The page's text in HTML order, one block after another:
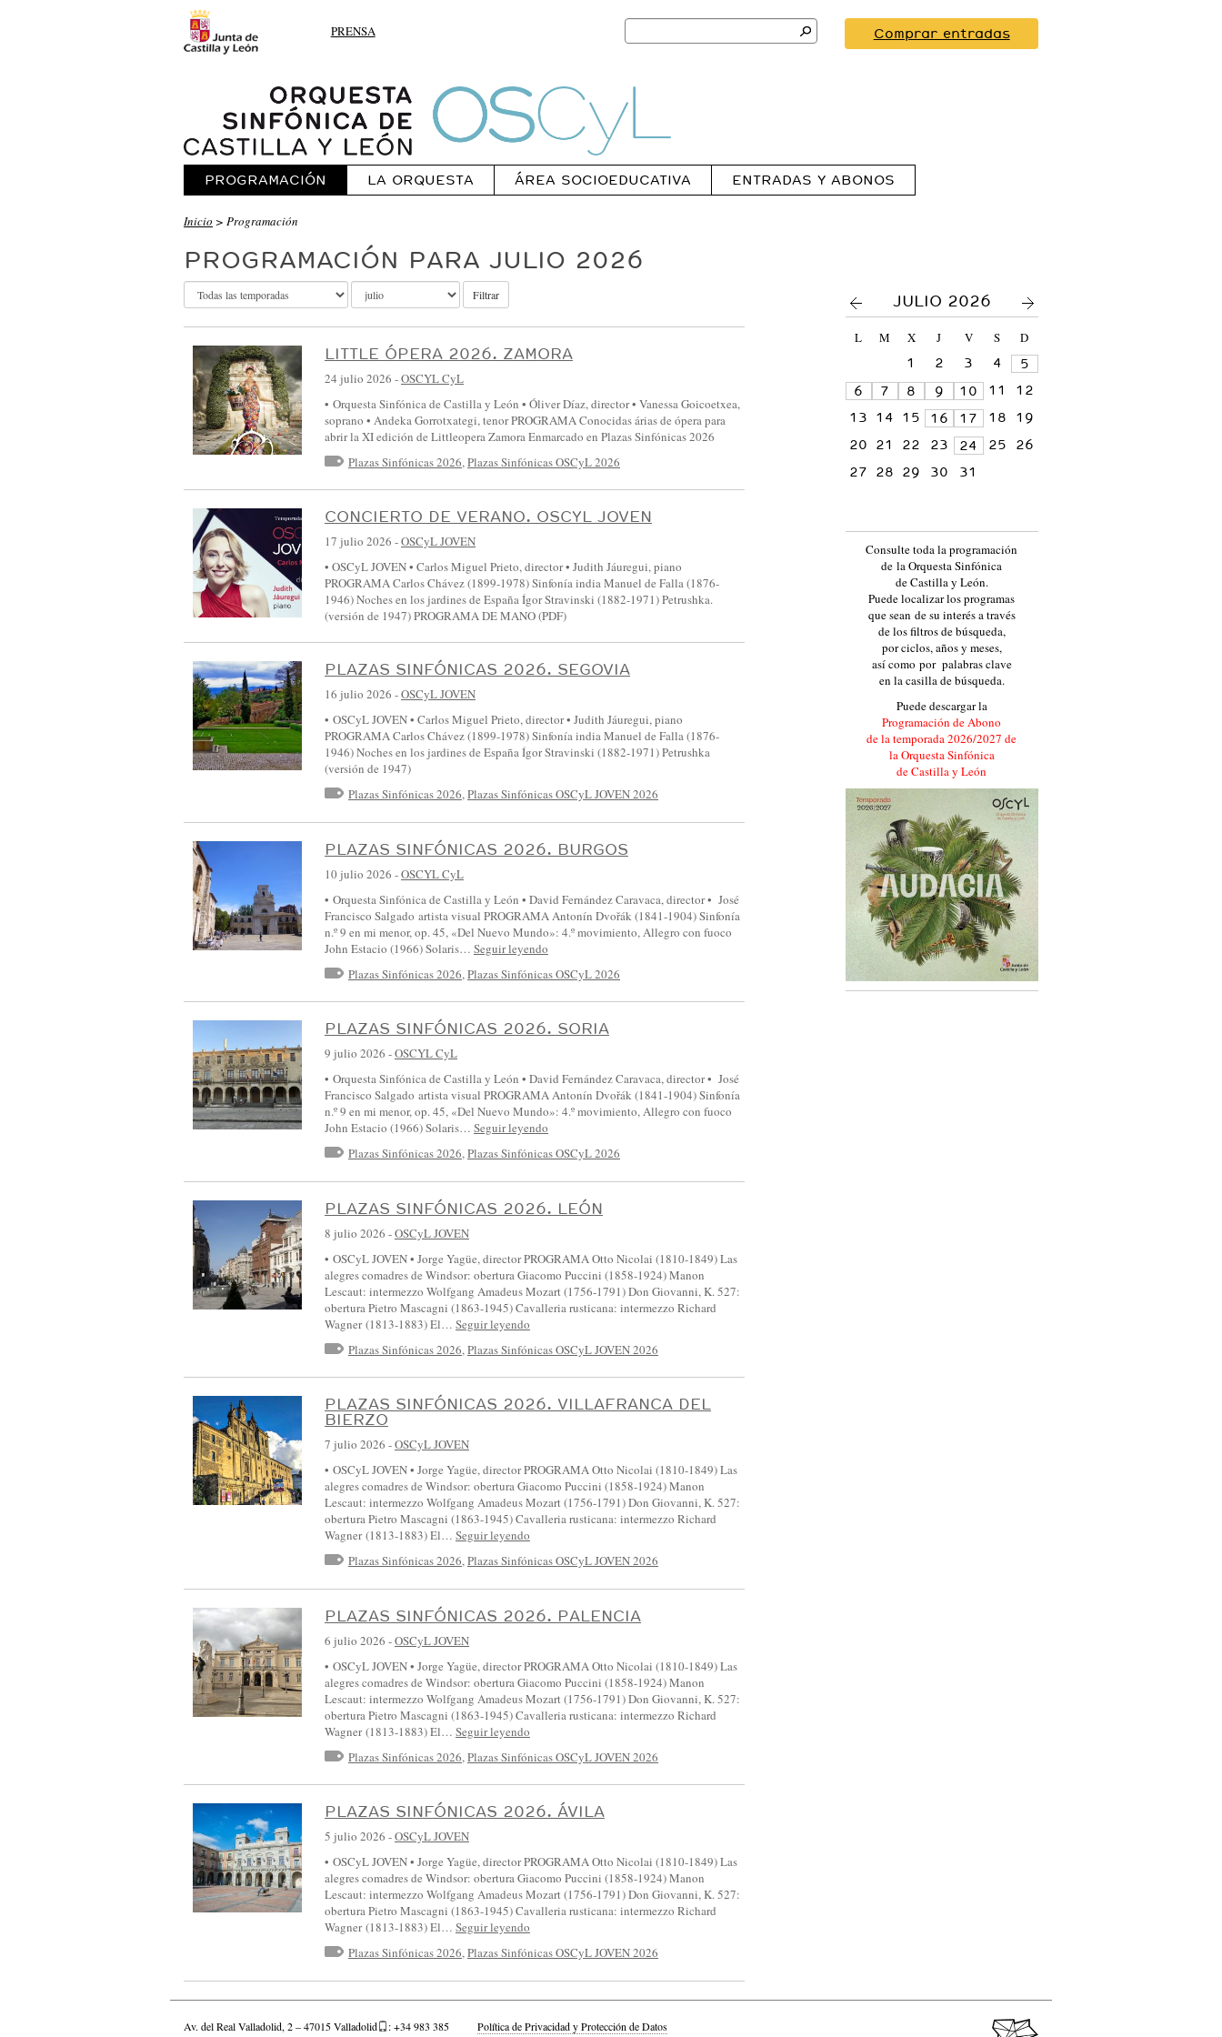
PRENSA
Search
for:
Comprar entradas
PROGRAMACIÓN LA ORQUESTA ÁREA SOCIOEDUCATIVA ENTRADAS Y ABONOS
O
R
Q
U
E
S
T
A
S
F
Ó
N
C
A
D
E
C
A
S
T
L
A
Y
L
E
Ó
:
E
V
E
N
O
S
Inicio > Programación
PROGRAMACIÓN PARA JULIO 2026
Filtrar
LITTLE ÓPERA 2026. ZAMORA
24 julio 2026 -OSCYL CyL
• Orquesta Sinfónica de Castilla y León • Óliver Díaz, director • Vanessa Goicoetxea,
soprano • Andeka Gorrotxategi, tenor PROGRAMA Conocidas árias de ópera para
abrir la XI edición de Littleopera Zamora Enmarcado en Plazas Sinfónicas 2026
Plazas Sinfónicas 2026, Plazas Sinfónicas OSCyL 2026
CONCIERTO DE VERANO. OSCYL JOVEN
17 julio 2026 -OSCyL JOVEN
• OSCyL JOVEN • Carlos Miguel Prieto, director • Judith Jáuregui, piano
PROGRAMA Carlos Chávez (1899-1978) Sinfonía india Manuel de Falla (1876-
1946) Noches en los jardines de España Ígor Stravinski (1882-1971) Petrushka.
(versión de 1947) PROGRAMA DE MANO (PDF)
PLAZAS SINFÓNICAS 2026. SEGOVIA
16 julio 2026 -OSCyL JOVEN
• OSCyL JOVEN • Carlos Miguel Prieto, director • Judith Jáuregui, piano
PROGRAMA Carlos Chávez (1899-1978) Sinfonía india Manuel de Falla (1876-
1946) Noches en los jardines de España Ígor Stravinski (1882-1971) Petrushka
(versión de 1947)
Plazas Sinfónicas 2026,Plazas Sinfónicas OSCyL JOVEN 2026
PLAZAS SINFÓNICAS 2026. BURGOS
10 julio 2026 -OSCYL CyL
• Orquesta Sinfónica de Castilla y León • David Fernández Caravaca, director • José
Francisco Salgado artista visual PROGRAMA Antonín Dvořák (1841-1904) Sinfonía
n.º 9 en mi menor, op. 45, «Del Nuevo Mundo»: 4.º movimiento, Allegro con fuoco
John Estacio (1966) Solaris… Seguir leyendo
Plazas Sinfónicas 2026, Plazas Sinfónicas OSCyL 2026
PLAZAS SINFÓNICAS 2026. SORIA
9 julio 2026 -OSCYL CyL
• Orquesta Sinfónica de Castilla y León • David Fernández Caravaca, director • José
Francisco Salgado artista visual PROGRAMA Antonín Dvořák (1841-1904) Sinfonía
n.º 9 en mi menor, op. 45, «Del Nuevo Mundo»: 4.º movimiento, Allegro con fuoco
John Estacio (1966) Solaris… Seguir leyendo
Plazas Sinfónicas 2026,Plazas Sinfónicas OSCyL 2026
PLAZAS SINFÓNICAS 2026. LEÓN
8 julio 2026 -OSCyL JOVEN
• OSCyL JOVEN • Jorge Yagüe, director PROGRAMA Otto Nicolai (1810-1849) Las
alegres comadres de Windsor: obertura Giacomo Puccini (1858-1924) Manon
Lescaut: intermezzo Wolfgang Amadeus Mozart (1756-1791) Don Giovanni, K. 527:
obertura Pietro Mascagni (1863-1945) Cavalleria rusticana: intermezzo Richard
Wagner (1813-1883) El… Seguir leyendo
Plazas Sinfónicas 2026, Plazas Sinfónicas OSCyL JOVEN 2026
PLAZAS SINFÓNICAS 2026. VILLAFRANCA DEL
BIERZO
7 julio 2026 -OSCyL JOVEN
• OSCyL JOVEN • Jorge Yagüe, director PROGRAMA Otto Nicolai (1810-1849) Las
alegres comadres de Windsor: obertura Giacomo Puccini (1858-1924) Manon
Lescaut: intermezzo Wolfgang Amadeus Mozart (1756-1791) Don Giovanni, K. 527:
obertura Pietro Mascagni (1863-1945) Cavalleria rusticana: intermezzo Richard
Wagner (1813-1883) El… Seguir leyendo
Plazas Sinfónicas 2026,Plazas Sinfónicas OSCyL JOVEN 2026
PLAZAS SINFÓNICAS 2026. PALENCIA
6 julio 2026 -OSCyL JOVEN
• OSCyL JOVEN • Jorge Yagüe, director PROGRAMA Otto Nicolai (1810-1849) Las
alegres comadres de Windsor: obertura Giacomo Puccini (1858-1924) Manon
Lescaut: intermezzo Wolfgang Amadeus Mozart (1756-1791) Don Giovanni, K. 527:
obertura Pietro Mascagni (1863-1945) Cavalleria rusticana: intermezzo Richard
Wagner (1813-1883) El… Seguir leyendo
Plazas Sinfónicas 2026, Plazas Sinfónicas OSCyL JOVEN 2026
PLAZAS SINFÓNICAS 2026. ÁVILA
5 julio 2026 -OSCyL JOVEN
• OSCyL JOVEN • Jorge Yagüe, director PROGRAMA Otto Nicolai (1810-1849) Las
alegres comadres de Windsor: obertura Giacomo Puccini (1858-1924) Manon
Lescaut: intermezzo Wolfgang Amadeus Mozart (1756-1791) Don Giovanni, K. 527:
obertura Pietro Mascagni (1863-1945) Cavalleria rusticana: intermezzo Richard
Wagner (1813-1883) El… Seguir leyendo
Plazas Sinfónicas 2026,Plazas Sinfónicas OSCyL JOVEN 2026
JULIO 2026
L M X J V S
D
1
2 3 4
5
6
7 8 9 10 11
12
13
14 15 16 17 18
19
20
21 22 23 24 25
26
27
28 29 30 31
Consulte toda la programación
de la Orquesta Sinfónica
de Castilla y León.
Puede localizar los programas
que sean de su interés a través
de los filtros de búsqueda,
por ciclos, años y meses,
así como por palabras clave
en la casilla de búsqueda.
Puede descargar la
Programación de Abono
de la temporada 2026/2027 de
la Orquesta Sinfónica
de Castilla y León
Av. del Real Valladolid, 2 – 47015 Valladolid
: +34 983 385
Política de Privacidad y Protección de Datos